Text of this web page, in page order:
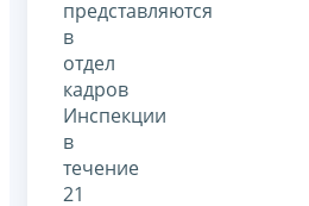
представляются
в
отдел
кадров
Инспекции
в
течение
21